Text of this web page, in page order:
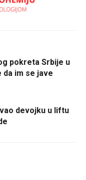
pokreta Srbije u
da im se jave
devojku u liftu